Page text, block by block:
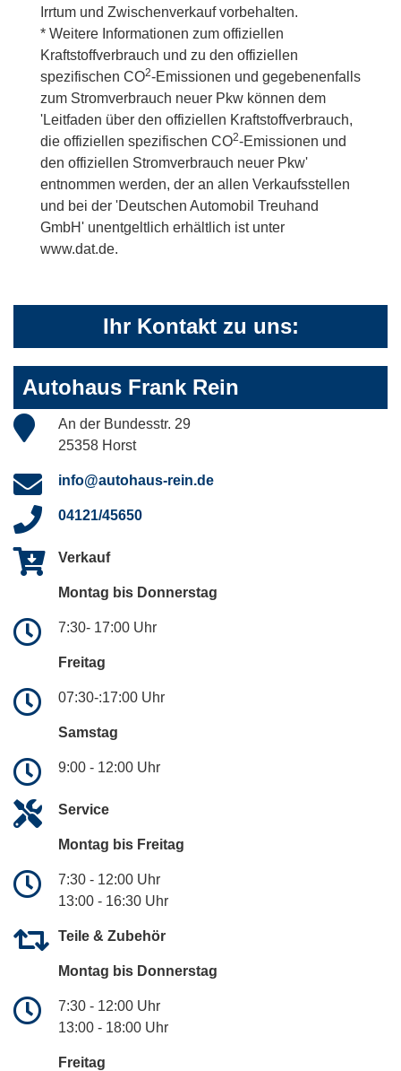
Irrtum und Zwischenverkauf vorbehalten.
* Weitere Informationen zum offiziellen
Kraftstoffverbrauch und zu den offiziellen
spezifischen CO2-Emissionen und gegebenenfalls
zum Stromverbrauch neuer Pkw können dem
'Leitfaden über den offiziellen Kraftstoffverbrauch,
die offiziellen spezifischen CO2-Emissionen und
den offiziellen Stromverbrauch neuer Pkw'
entnommen werden, der an allen Verkaufsstellen
und bei der 'Deutschen Automobil Treuhand
GmbH' unentgeltlich erhältlich ist unter
www.dat.de.
Ihr Kontakt zu uns:
Autohaus Frank Rein
An der Bundesstr. 29
25358 Horst
info@autohaus-rein.de
04121/45650
Verkauf
Montag bis Donnerstag
7:30- 17:00 Uhr
Freitag
07:30-:17:00 Uhr
Samstag
9:00 - 12:00 Uhr
Service
Montag bis Freitag
7:30 - 12:00 Uhr
13:00 - 16:30 Uhr
Teile & Zubehör
Montag bis Donnerstag
7:30 - 12:00 Uhr
13:00 - 18:00 Uhr
Freitag